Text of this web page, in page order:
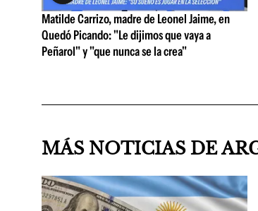
Matilde Carrizo, madre de Leonel Jaime, en
Quedó Picando: "Le dijimos que vaya a
Peñarol" y "que nunca se la crea"
MÁS NOTICIAS DE